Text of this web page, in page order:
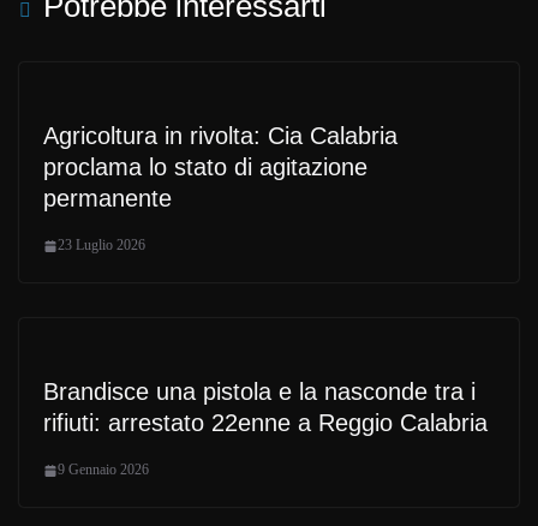
Agricoltura in rivolta: Cia Calabria
proclama lo stato di agitazione
permanente
23 Luglio 2026
Brandisce una pistola e la nasconde tra i
rifiuti: arrestato 22enne a Reggio Calabria
9 Gennaio 2026